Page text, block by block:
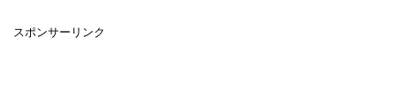
スポンサーリンク